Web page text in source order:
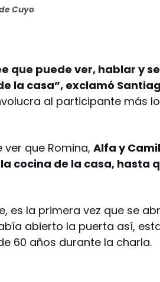
Cuyo
que puede ver, hablar y
la casa”, exclamó
al participante más
ver que Romina,Alfa y
cocina de la casa, hasta
es la primera vez que se
abierto la puerta así,
60 años durante la charla.